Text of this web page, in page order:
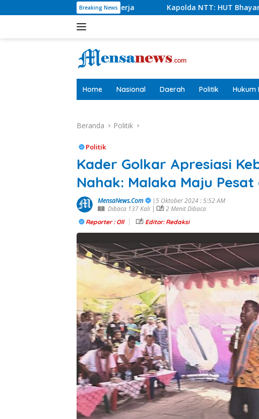
ke
Breaking News
Kapolda NTT: HUT Bhayangkara ke-80 Jadi
Home Nasional Daerah Politik Hukum
Beranda Politik
Politik
Kader Golkar Apresiasi
Nahak: Malaka Maju
MensaNews.Com
|5 Oktober 2024 : 5:52 AM
Dibaca 137 Kali |
2 Menit Dibaca
Reporter : Oll Editor: Redaksi